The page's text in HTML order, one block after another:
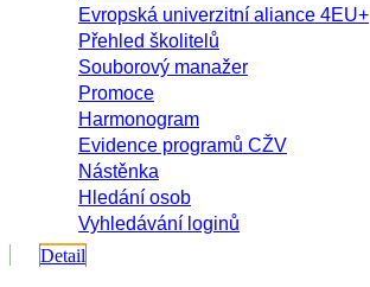
Evropská univerzitní aliance 4EU+
Přehled školitelů
Souborový manažer
Promoce
Harmonogram
Evidence programů CŽV
Nástěnka
Hledání osob
Vyhledávání loginů
Detail